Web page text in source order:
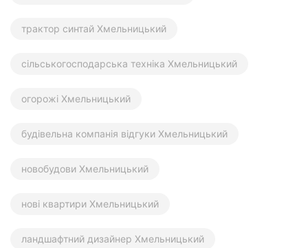
трактор синтай Хмельницький
сільськогосподарська техніка Хмельницький
огорожі Хмельницький
будівельна компанія відгуки Хмельницький
новобудови Хмельницький
нові квартири Хмельницький
ландшафтний дизайнер Хмельницький